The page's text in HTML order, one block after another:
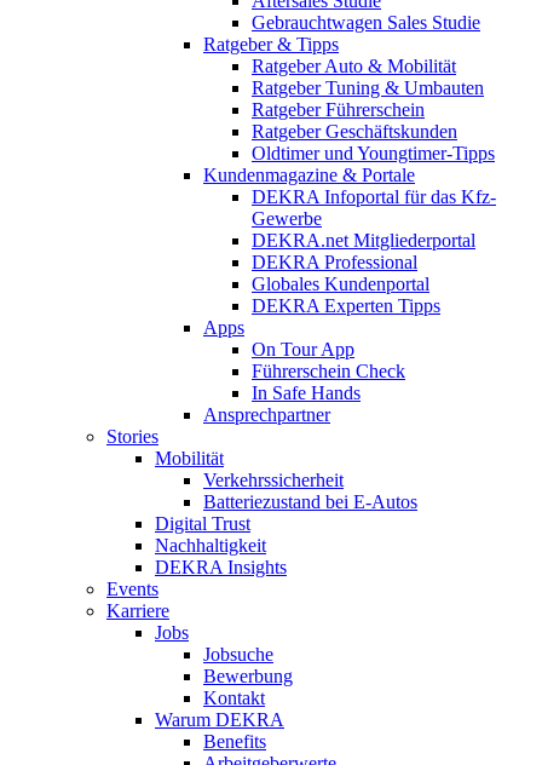
Gebrauchtwagen Sales Studie
Ratgeber & Tipps
Ratgeber Auto & Mobilität
Ratgeber Tuning & Umbauten
Ratgeber Führerschein
Ratgeber Geschäftskunden
Oldtimer und Youngtimer-Tipps
Kundenmagazine & Portale
DEKRA Infoportal für das Kfz-
Gewerbe
DEKRA.net Mitgliederportal
DEKRA Professional
Globales Kundenportal
DEKRA Experten Tipps
Apps
On Tour App
Führerschein Check
In Safe Hands
Ansprechpartner
Stories
Mobilität
Verkehrssicherheit
Batteriezustand bei E-Autos
Digital Trust
Nachhaltigkeit
DEKRA Insights
Events
Karriere
Jobs
Jobsuche
Bewerbung
Kontakt
Warum DEKRA
Benefits